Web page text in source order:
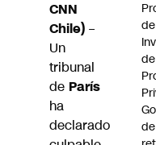
CNN
Chile) –
Un
tribunal
de París
ha
declarado
de